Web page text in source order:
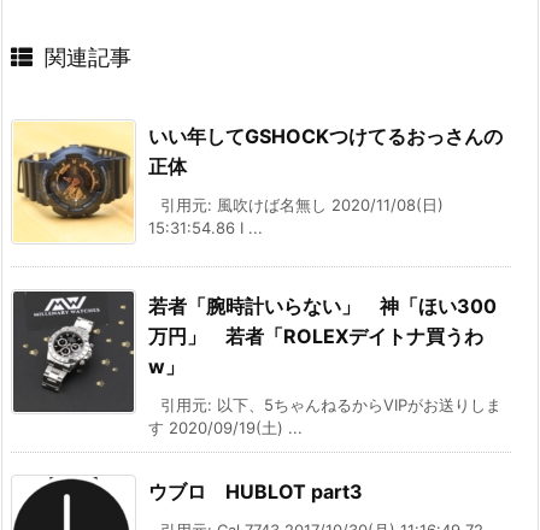
関連記事
いい年してGSHOCKつけてるおっさんの
正体
引用元: 風吹けば名無し 2020/11/08(日)
15:31:54.86 I ...
若者「腕時計いらない」 神「ほい300
万円」 若者「ROLEXデイトナ買うわ
w」
引用元: 以下、5ちゃんねるからVIPがお送りしま
す 2020/09/19(土) ...
ウブロ HUBLOT part3